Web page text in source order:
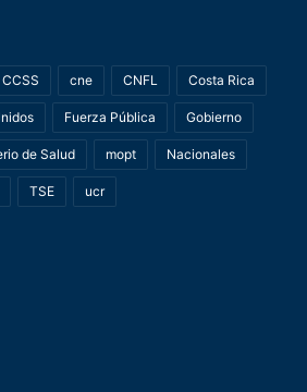
CCSS cne CNFL Costa Rica
Fuerza Pública Gobierno
de Salud mopt Nacionales
TSE ucr